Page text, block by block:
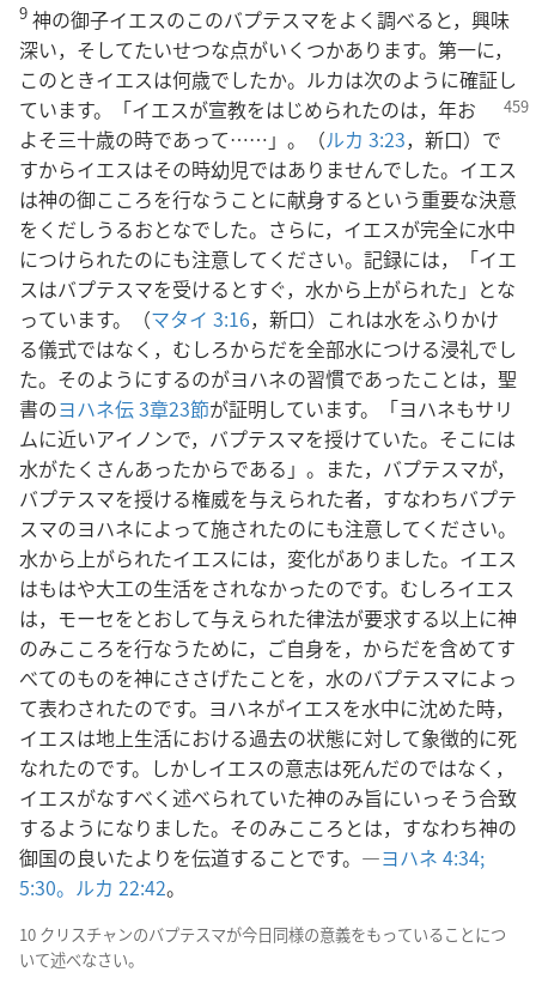
9 神の御子イエスのこのバプテスマをよく調べると，興味
深い，そしてたいせつな点がいくつかあります。第一に，
このときイエスは何歳でしたか。ルカは次のように確証し
ています。
「イエスが宣教をはじめられたのは，年お
よそ三十歳の時であって……」。（ルカ 3:23，新口）で
すからイエスはその時幼児ではありませんでした。イエス
は神の御こころを行なうことに献身するという重要な決意
をくだしうるおとなでした。さらに，イエスが完全に水中
につけられたのにも注意してください。記録には，「イエ
スはバプテスマを受けるとすぐ，水から上がられた」とな
っています。（マタイ 3:16，新口）これは水をふりかけ
る儀式ではなく，むしろからだを全部水につける浸礼でし
た。そのようにするのがヨハネの習慣であったことは，聖
書のヨハネ伝 3章23節が証明しています。「ヨハネもサリ
ムに近いアイノンで，バプテスマを授けていた。そこには
水がたくさんあったからである」。また，バプテスマが，
バプテスマを授ける権威を与えられた者，すなわちバプテ
スマのヨハネによって施されたのにも注意してください。
水から上がられたイエスには，変化がありました。イエス
はもはや大工の生活をされなかったのです。むしろイエス
は，モーセをとおして与えられた律法が要求する以上に神
のみこころを行なうために，ご自身を，からだを含めてす
べてのものを神にささげたことを，水のバプテスマによっ
て表わされたのです。ヨハネがイエスを水中に沈めた時，
イエスは地上生活における過去の状態に対して象徴的に死
なれたのです。しかしイエスの意志は死んだのではなく，
イエスがなすべく述べられていた神のみ旨にいっそう合致
するようになりました。そのみこころとは，すなわち神の
御国の良いたよりを伝道することです。―ヨハネ 4:34;
5:30。 ルカ 22:42。
10 クリスチャンのバプテスマが今日同様の意義をもっていることにつ
いて述べなさい。